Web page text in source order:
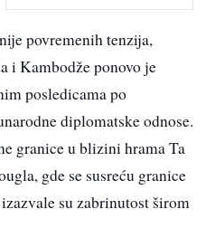
povremenih tenzija,
i Kambodže ponovo je
posledicama po
diplomatske odnose.
granice u blizini hrama Ta
gde se susreću granice
su zabrinutost širom